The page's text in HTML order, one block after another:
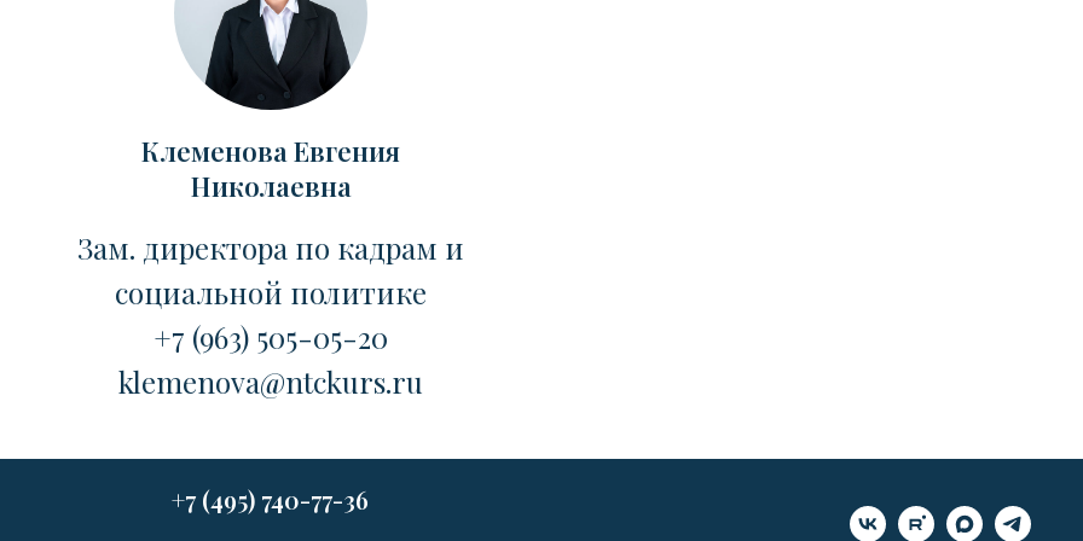
Клеменова Евгения
Николаевна
Зам. директора по кадрам и
социальной политике
+7 (963) 505-05-20
klemenova@ntckurs.ru
+7 (495) 740-77-36